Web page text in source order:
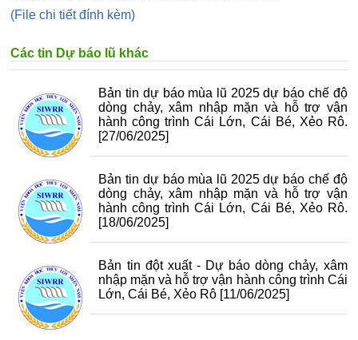
(File chi tiết đính kèm)
Các tin Dự báo lũ khác
Bản tin dự báo mùa lũ 2025 dự báo chế độ
dòng chảy, xâm nhập mặn và hỗ trợ vận
hành công trình Cái Lớn, Cái Bé, Xẻo Rô.
[27/06/2025]
Bản tin dự báo mùa lũ 2025 dự báo chế độ
dòng chảy, xâm nhập mặn và hỗ trợ vận
hành công trình Cái Lớn, Cái Bé, Xẻo Rô.
[18/06/2025]
Bản tin đột xuất - Dự báo dòng chảy, xâm
nhập mặn và hỗ trợ vận hành công trình Cái
Lớn, Cái Bé, Xẻo Rô [11/06/2025]